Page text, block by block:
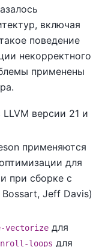
включая
поведение
некорректного
применены
версии 21 и
применяются
для
при сборке с
Jeff Davis)
vectorize для
loops для